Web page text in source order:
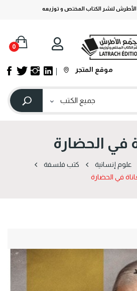
لنشر الكتاب المختص و توزيعه
0
موقع المتجر
في الحضارة
علوم إنسانية
كتب فلسفة
في الحضارة